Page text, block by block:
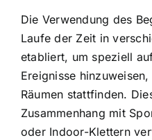
Die Verwendung des
Laufe der Zeit in
etabliert, um speziell
Ereignisse
Räumen stattfinden.
Zusammenhang mit
oder Indoor-Klettern